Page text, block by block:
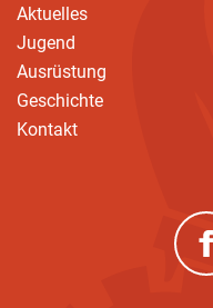
Aktuelles
Jugend
Ausrüstung
Geschichte
Kontakt